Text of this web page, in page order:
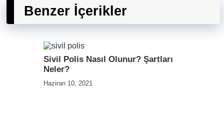
Benzer İçerikler
Sivil Polis Nasıl Olunur? Şartları
Neler?
Haziran 10, 2021